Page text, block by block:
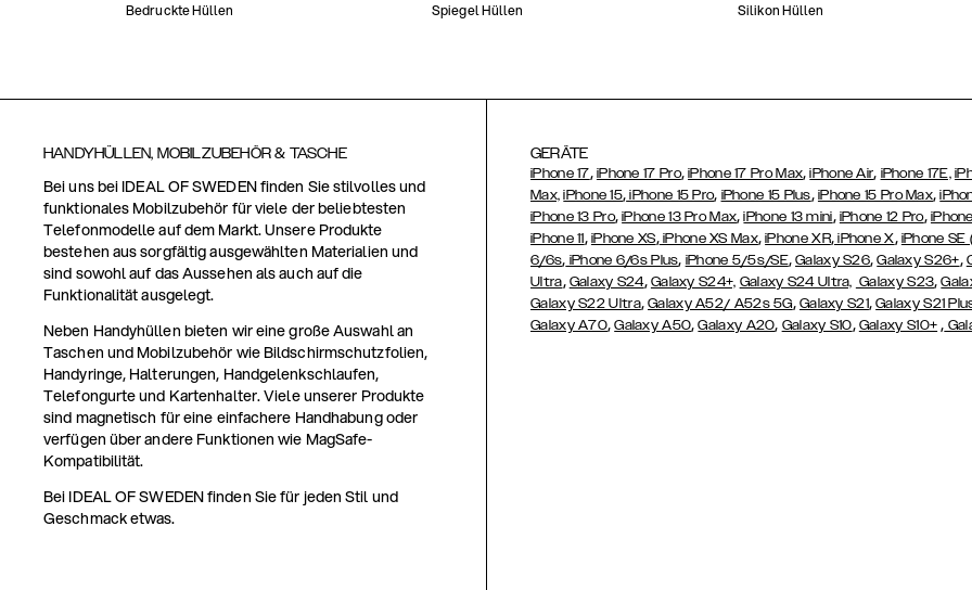
Bedruckte Hüllen Spiegel Hüllen Silikon Hüllen
HANDYHÜLLEN, MOBILZUBEHÖR & TASCHE
Bei uns bei IDEAL OF SWEDEN finden Sie stilvolles und
funktionales Mobilzubehör für viele der beliebtesten
Telefonmodelle auf dem Markt. Unsere Produkte
bestehen aus sorgfältig ausgewählten Materialien und
sind sowohl auf das Aussehen als auch auf die
Funktionalität ausgelegt.
Neben Handyhüllen bieten wir eine große Auswahl an
Taschen und Mobilzubehör wie Bildschirmschutzfolien,
Handyringe, Halterungen, Handgelenkschlaufen,
Telefongurte und Kartenhalter. Viele unserer Produkte
sind magnetisch für eine einfachere Handhabung oder
verfügen über andere Funktionen wie MagSafe-
Kompatibilität.
Bei IDEAL OF SWEDEN finden Sie für jeden Stil und
Geschmack etwas.
GERÄTE
iPhone 17, iPhone 17 Pro,iPhone 17 Pro Max,iPhone Air, iPhone 17E,
Max, iPhone 15, iPhone 15 Pro, iPhone 15 Plus, iPhone 15 Pro Max,
iPhone 13 Pro,iPhone 13 Pro Max,iPhone 13 mini, iPhone 12 Pro,
iPhone 11, iPhone XS,iPhone XS Max,iPhone XR,iPhone X, iPhone
6/6s, iPhone 6/6s Plus, iPhone 5/5s/SE,Galaxy S26,Galaxy S26+,
Ultra, Galaxy S24, Galaxy S24+, Galaxy S24 Ultra, Galaxy S23,
Galaxy S22 Ultra,Galaxy A52/ A52s 5G, Galaxy S21,Galaxy S21
Galaxy A70,Galaxy A50,Galaxy A20, Galaxy S10, Galaxy S10+ ,